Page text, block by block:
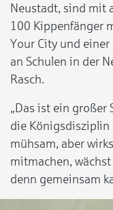
Neustadt, sind mit
100 Kippenfänger
Your City und
an Schulen in der
Rasch.
„Das ist ein großer
die Königsdisziplin
mühsam, aber
mitmachen,
denn gemeinsam